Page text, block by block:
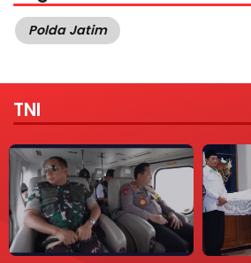
Polda Jatim
TNI